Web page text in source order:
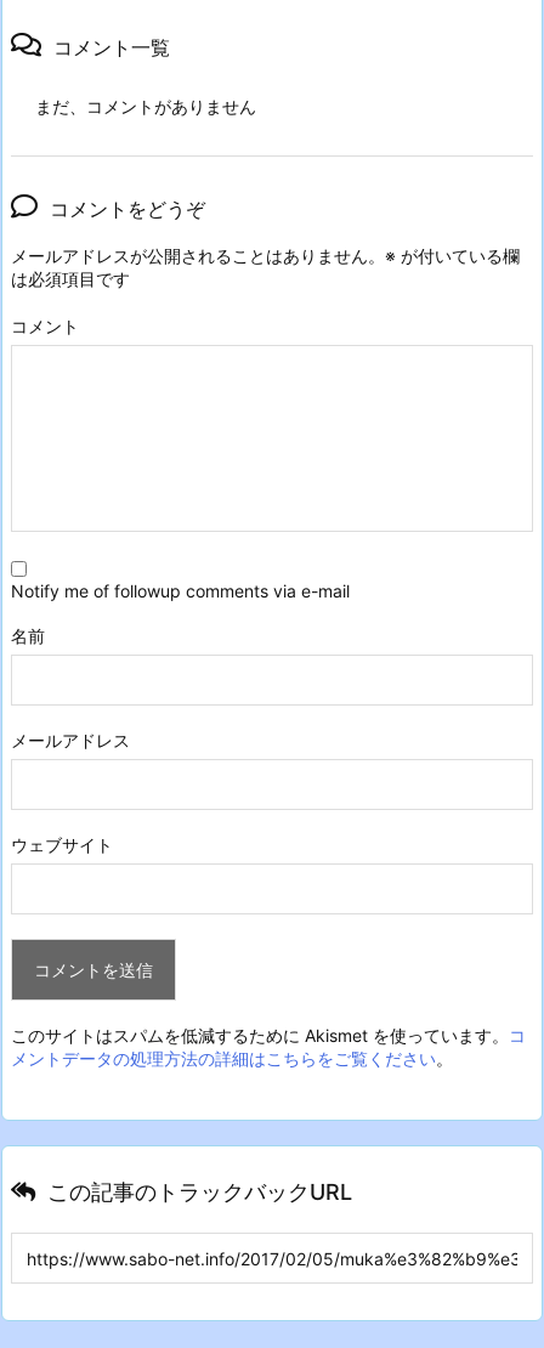
コメント一覧
まだ、コメントがありません
コメントをどうぞ
メールアドレスが公開されることはありません。 ※ が付いている欄
は必須項目です
コメント
Notify me of followup comments via e-mail
名前
メールアドレス
ウェブサイト
このサイトはスパムを低減するために Akismet を使っています。
コ
メントデータの処理方法の詳細はこちらをご覧ください。
この記事のトラックバックURL